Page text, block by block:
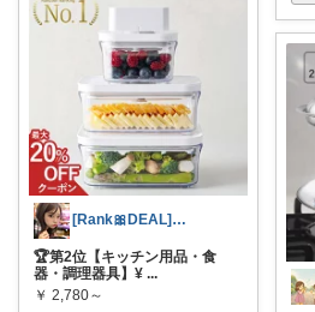
[Rank🎀DEAL]毎日コレ＠ano
🏆第2位【キッチン用品・食
器・調理器具】¥ ...
￥ 2,780～